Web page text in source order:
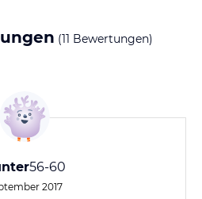
(11 Bewertungen)
56-60
2017